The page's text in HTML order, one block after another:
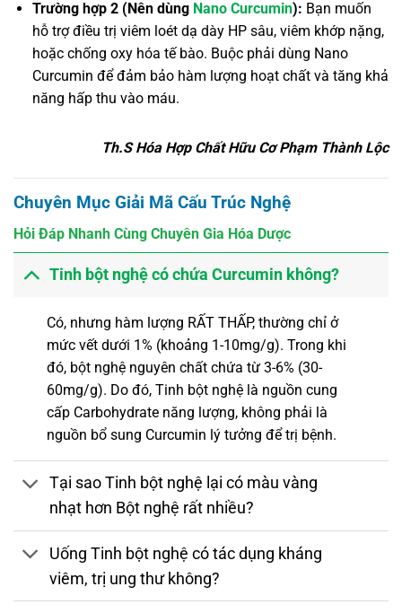
Trường hợp 2 (Nên dùng Nano Curcumin): Bạn muốn
hỗ trợ điều trị viêm loét dạ dày HP sâu, viêm khớp nặng,
hoặc chống oxy hóa tế bào. Buộc phải dùng Nano
Curcumin để đảm bảo hàm lượng hoạt chất và tăng khả
năng hấp thu vào máu.
Th.S Hóa Hợp Chất Hữu Cơ Phạm Thành Lộc
Chuyên Mục Giải Mã Cấu Trúc Nghệ
Hỏi Đáp Nhanh Cùng Chuyên Gia Hóa Dược
Tinh bột nghệ có chứa Curcumin không?
Có, nhưng hàm lượng RẤT THẤP, thường chỉ ở
mức vết dưới 1% (khoảng 1-10mg/g). Trong khi
đó, bột nghệ nguyên chất chứa từ 3-6% (30-
60mg/g). Do đó, Tinh bột nghệ là nguồn cung
cấp Carbohydrate năng lượng, không phải là
nguồn bổ sung Curcumin lý tưởng để trị bệnh.
Tại sao Tinh bột nghệ lại có màu vàng
nhạt hơn Bột nghệ rất nhiều?
Uống Tinh bột nghệ có tác dụng kháng
viêm, trị ung thư không?